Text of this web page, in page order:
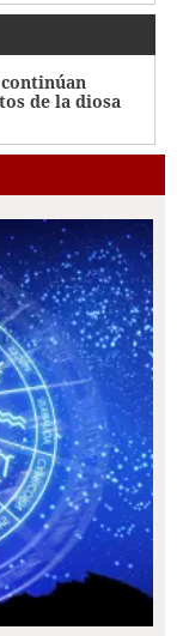
de la diosa